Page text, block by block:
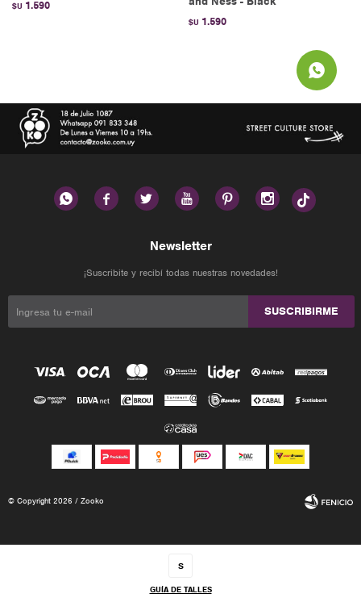
S
GUÍA DE TALLES
$U 1.590
$U 1.590
     
Newsletter
¡Suscribite y recibí todas nuestras novedades!
SUSCRIBIRME
© Copyright 2026 / Zooko